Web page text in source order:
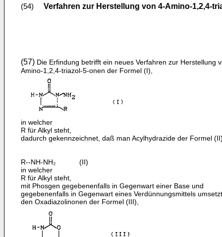
(54) Verfahren zur Herstellung von 4-Amino-1,2,4-
(57) Die Erfindung betrifft ein neues Verfahren zur Herstel­lung
Amino-1,2,4-triazol-5-onen der Formel (I),
in welcher
R für Alkyl steht,
dadurch gekennzeichnet, daß man Acylhydrazide der Formel
R--NH-NH₂ (II)
in welcher
R für Alkyl steht,
mit Phosgen gegebenenfalls in Gegenwart einer Base und
gegebenenfalls in Gegenwart eines Verdünnungsmittels
den Oxadiazolinonen der Formel (III),